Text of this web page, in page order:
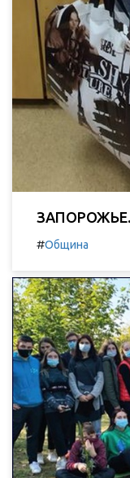
ЗАПОРОЖЬЕ.
#Община